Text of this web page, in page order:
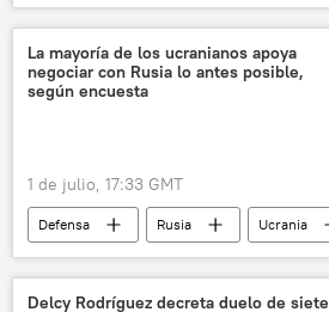
La mayoría de los ucranianos apoya
negociar con Rusia lo antes posible,
según encuesta
1 de julio, 17:33 GMT
Defensa Rusia
Ucrania
🛡️ Zonas de conflicto
🌍 Europa
Delcy Rodríguez decreta duelo de siete